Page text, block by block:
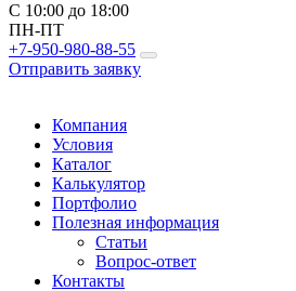
C 10:00 до 18:00
ПН-ПТ
+7-950-980-88-55
Отправить заявку
Компания
Условия
Каталог
Калькулятор
Портфолио
Полезная информация
Статьи
Вопрос-ответ
Контакты